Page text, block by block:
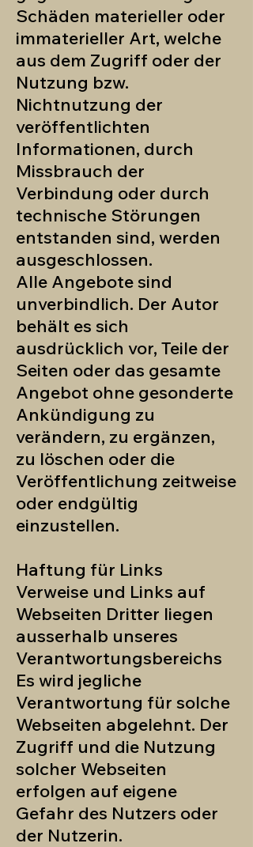
Schäden materieller oder
immaterieller Art, welche
aus dem Zugriff oder der
Nutzung bzw.
Nichtnutzung der
veröffentlichten
Informationen, durch
Missbrauch der
Verbindung oder durch
technische Störungen
entstanden sind, werden
ausgeschlossen.
Alle Angebote sind
unverbindlich. Der Autor
behält es sich
ausdrücklich vor, Teile der
Seiten oder das gesamte
Angebot ohne gesonderte
Ankündigung zu
verändern, zu ergänzen,
zu löschen oder die
Veröffentlichung zeitweise
oder endgültig
einzustellen.
Haftung für Links
Verweise und Links auf
Webseiten Dritter liegen
ausserhalb unseres
Verantwortungsbereichs
Es wird jegliche
Verantwortung für solche
Webseiten abgelehnt. Der
Zugriff und die Nutzung
solcher Webseiten
erfolgen auf eigene
Gefahr des Nutzers oder
der Nutzerin.